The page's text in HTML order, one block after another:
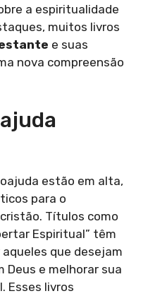
a espiritualidade
muitos livros
e suas
nova compreensão
estão em alta,
para o
Títulos como
Espiritual” têm
que desejam
Deus e melhorar sua
Esses livros